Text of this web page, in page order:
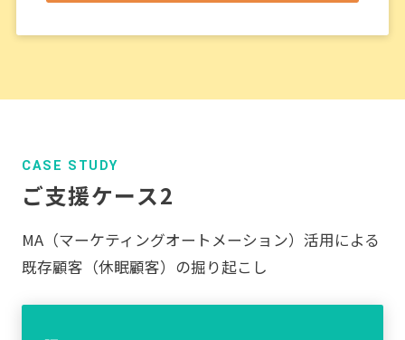
CASE STUDY
ご支援ケース2
MA（マーケティングオートメーション）活用による
既存顧客（休眠顧客）の掘り起こし